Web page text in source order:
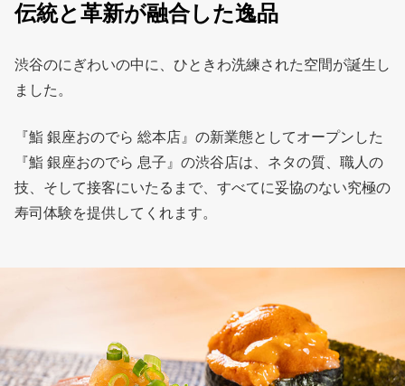
伝統と革新が融合した逸品
渋谷のにぎわいの中に、ひときわ洗練された空間が誕生し
ました。
『鮨 銀座おのでら 総本店』の新業態としてオープンした
『鮨 銀座おのでら 息子』の渋谷店は、ネタの質、職人の
技、そして接客にいたるまで、すべてに妥協のない究極の
寿司体験を提供してくれます。